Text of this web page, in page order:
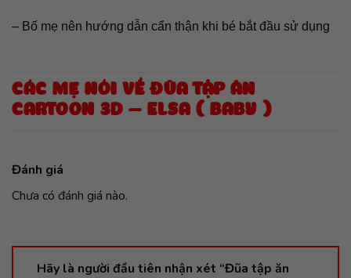
– Bố mẹ nên hướng dẫn cẩn thận khi bé bắt đầu sử dụng
CÁC MẸ NÓI VỀ ĐŨA TẬP ĂN
CARTOON 3D – ELSA ( BABY )
Đánh giá
Chưa có đánh giá nào.
Hãy là người đầu tiên nhận xét “Đũa tập ăn